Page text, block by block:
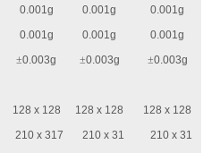
0.001g 0.001g
0.001g
0.001g 0.001g
0.001g
±0.003g ±0.003g ±0.003g
128 x 128 128 x 128
128 x 128
210 x 317
210 x 31
210 x 31